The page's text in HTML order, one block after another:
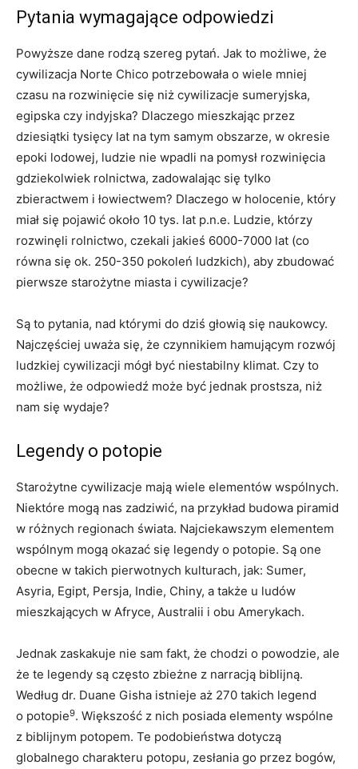
Pytania wymagające odpowiedzi
Powyższe dane rodzą szereg pytań. Jak to możliwe, że
cywilizacja Norte Chico potrzebowała o wiele mniej
czasu na rozwinięcie się niż cywilizacje sumeryjska,
egipska czy indyjska? Dlaczego mieszkając przez
dziesiątki tysięcy lat na tym samym obszarze, w okresie
epoki lodowej, ludzie nie wpadli na pomysł rozwinięcia
gdziekolwiek rolnictwa, zadowalając się tylko
zbieractwem i łowiectwem? Dlaczego w holocenie, który
miał się pojawić około 10 tys. lat p.n.e. Ludzie, którzy
rozwinęli rolnictwo, czekali jakieś 6000-7000 lat (co
równa się ok. 250-350 pokoleń ludzkich), aby zbudować
pierwsze starożytne miasta i cywilizacje?
Są to pytania, nad którymi do dziś głowią się naukowcy.
Najczęściej uważa się, że czynnikiem hamującym rozwój
ludzkiej cywilizacji mógł być niestabilny klimat. Czy to
możliwe, że odpowiedź może być jednak prostsza, niż
nam się wydaje?
Legendy o potopie
Starożytne cywilizacje mają wiele elementów wspólnych.
Niektóre mogą nas zadziwić, na przykład budowa piramid
w różnych regionach świata. Najciekawszym elementem
wspólnym mogą okazać się legendy o potopie. Są one
obecne w takich pierwotnych kulturach, jak: Sumer,
Asyria, Egipt, Persja, Indie, Chiny, a także u ludów
mieszkających w Afryce, Australii i obu Amerykach.
Jednak zaskakuje nie sam fakt, że chodzi o powodzie, ale
że te legendy są często zbieżne z narracją biblijną.
Według dr. Duane Gisha istnieje aż 270 takich legend
o potopie9. Większość z nich posiada elementy wspólne
z biblijnym potopem. Te podobieństwa dotyczą
globalnego charakteru potopu, zesłania go przez bogów,